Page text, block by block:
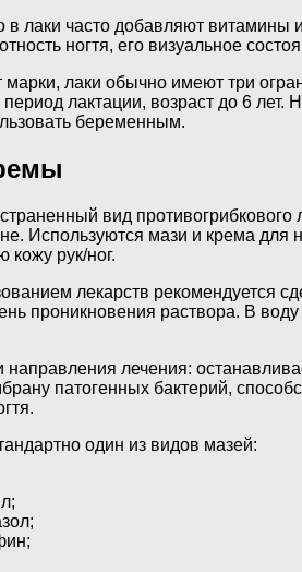
в лаки часто добавляют витамины
ногтя, его визуальное
марки, лаки обычно имеют три
лактации, возраст до 6 лет.
беременным.
вид противогрибкового
Используются мази и крема
кожу рук/ног.
лекарств рекомендуется
проникновения раствора. В
направления лечения:
патогенных бактерий,
один из видов мазей: